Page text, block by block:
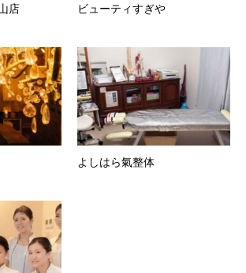
店 ビューティすぎや
よしはら氣整体